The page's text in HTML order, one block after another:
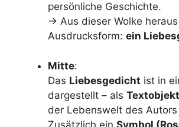
persönliche Geschichte.
→ Aus dieser Wolke
Ausdrucksform: ein
Mitte:
Das Liebesgedicht ist in
dargestellt – als Textobjekt
der Lebenswelt des
Zusätzlich ein Symbol